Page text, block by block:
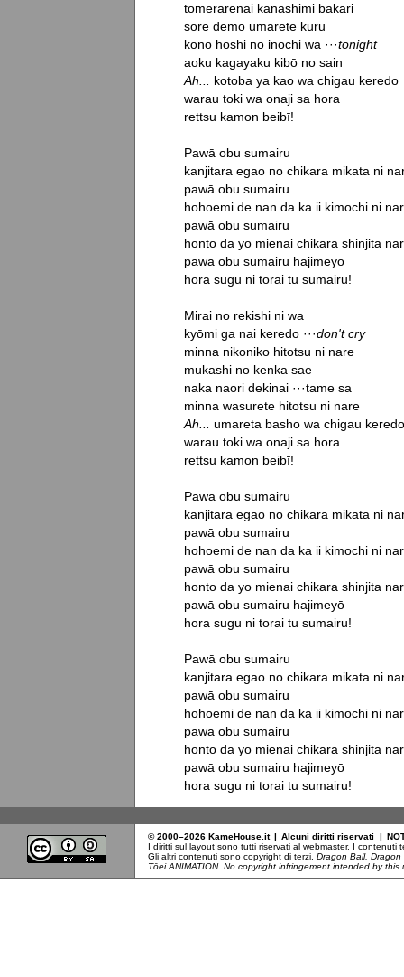
tomerarenai kanashimi bakari
sore demo umarete kuru
kono hoshi no inochi wa ···tonight
Ah...
kotoba ya kao wa chigau keredo
warau toki wa onaji sa hora
rettsu kamon beibī!
Pawā obu sumairu
kanjitara egao no chikara mikata ni
pawā obu sumairu
hohoemi de nan da ka ii kimochi ni
pawā obu sumairu
honto da yo mienai chikara shinjita
pawā obu sumairu hajimeyō
hora sugu ni torai tu sumairu!
Mirai no rekishi ni wa
kyōmi ga nai keredo ···don't cry
minna nikoniko hitotsu ni nare
mukashi no kenka sae
naka naori dekinai ···tame sa
Ah...
umareta basho wa chigau
warau toki wa onaji sa hora
rettsu kamon beibī!
Pawā obu sumairu
kanjitara egao no chikara mikata ni
pawā obu sumairu
hohoemi de nan da ka ii kimochi ni
pawā obu sumairu
honto da yo mienai chikara shinjita
pawā obu sumairu hajimeyō
hora sugu ni torai tu sumairu!
Pawā obu sumairu
kanjitara egao no chikara mikata ni
pawā obu sumairu
hohoemi de nan da ka ii kimochi ni
pawā obu sumairu
honto da yo mienai chikara shinjita
pawā obu sumairu hajimeyō
hora sugu ni torai tu sumairu!
© 2000–2026 KameHouse.it | Alcuni diritti riservati |
I diritti sul layout sono tutti riservati al webmaster. I
Gli altri contenuti sono copyright di terzi.Dragon Ball,
Tōei ANIMATION. No copyright infringement intended by this